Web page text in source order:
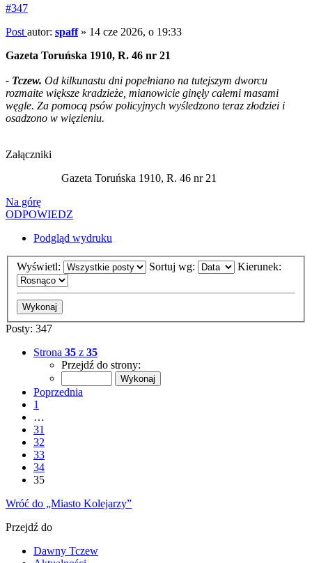
#347
Post autor: spaff» 14 cze 2026, o 19:33
Gazeta Toruńska 1910, R. 46 nr 21
- Tczew. Od kilkunastu dni popełniano na tutejszym dworcu
rozmaite większe kradzieże, mianowicie ginęły całemi masami
węgle. Za pomocą psów policyjnych wyśledzono teraz złodziei i
osadzono w więzieniu.
Załączniki
Gazeta Toruńska 1910, R. 46 nr 21
Na górę
ODPOWIEDZ
Podgląd wydruku
Wyświetl: Sortuj wg: Kierunek:
Posty: 347
Strona 35 z 35
Przejdź do strony:
Poprzednia
1
…
31
32
33
34
35
Wróć do „Miasto Kolejarzy”
Przejdź do
Dawny Tczew